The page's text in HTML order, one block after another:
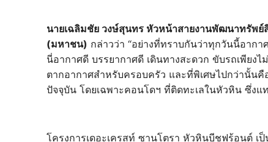
นายเฉลิมชัย วงษ์สุนทร หัวหน้าสายงานพัฒนาทรัพย์
(มหาชน) กล่าวว่า “อย่างที่ทราบกันว่าทุกวันนี้อาก
นี่อากาศดี บรรยากาศดี เดินทางสะดวก ขับรถเพียง
ตากอากาศสำหรับครอบครัว และที่พิเศษไปกว่านั้น
ปัจจุบัน โดยเฉพาะคอนโดฯ ที่ติดทะเลในหัวหิน ซึ่งแ
โครงการเดอะเครสท์ ซานโตรา หัวหินบีชฟร้อนต์